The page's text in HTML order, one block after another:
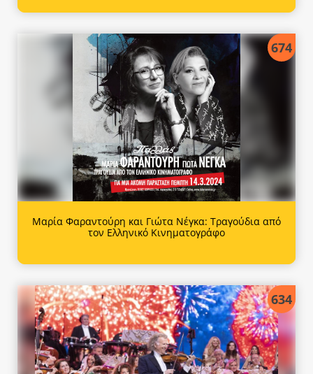
674
Μαρία Φαραντούρη και Γιώτα Νέγκα: Τραγούδια από
τον Ελληνικό Κινηματογράφο
634